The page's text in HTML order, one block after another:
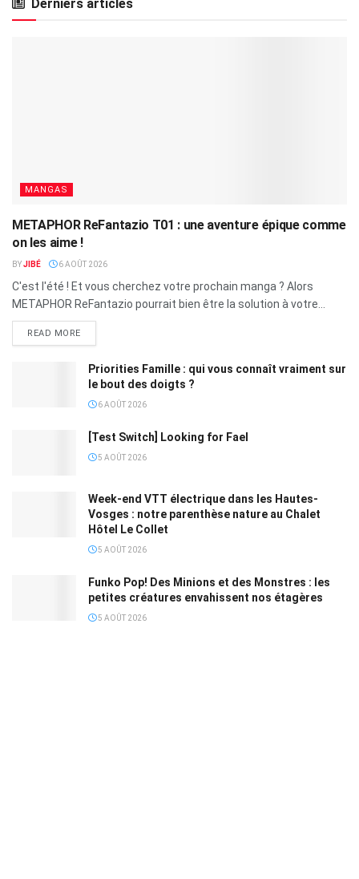
Derniers articles
MANGAS
METAPHOR ReFantazio T01 : une aventure épique comme
on les aime !
BYJIBÉ 6 AOÛT 2026
C'est l'été ! Et vous cherchez votre prochain manga ? Alors
METAPHOR ReFantazio pourrait bien être la solution à votre...
READ MORE
Priorities Famille : qui vous connaît vraiment sur
le bout des doigts ?
6 AOÛT 2026
[Test Switch] Looking for Fael
5 AOÛT 2026
Week-end VTT électrique dans les Hautes-
Vosges : notre parenthèse nature au Chalet
Hôtel Le Collet
5 AOÛT 2026
Funko Pop! Des Minions et des Monstres : les
petites créatures envahissent nos étagères
5 AOÛT 2026